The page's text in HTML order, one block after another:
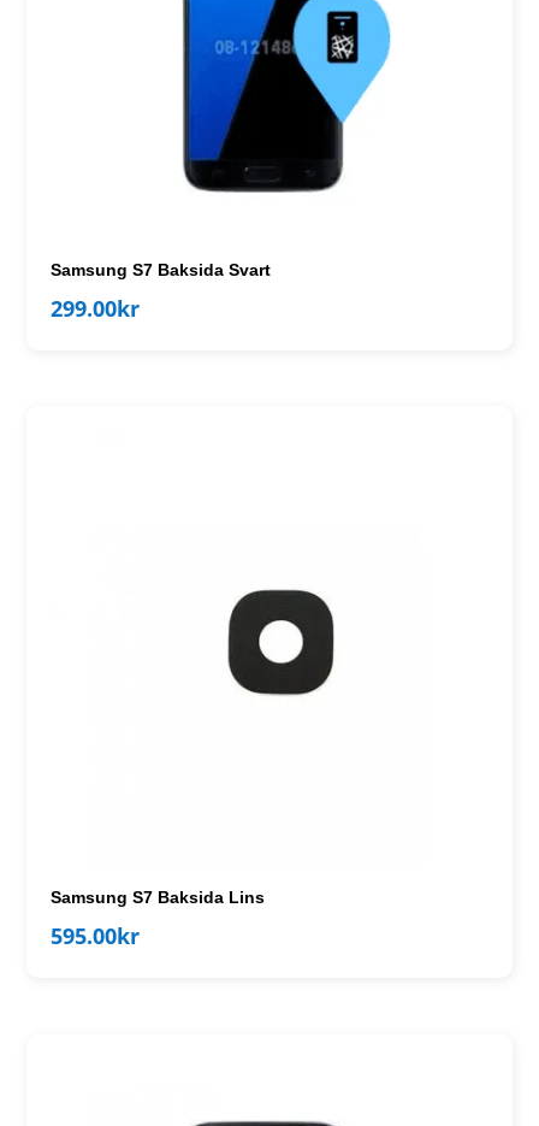
Samsung S7 Baksida Svart
299.00kr
Samsung S7 Baksida Lins
595.00kr